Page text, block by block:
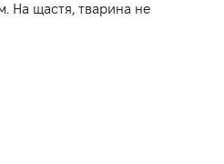
На щастя, тварина не